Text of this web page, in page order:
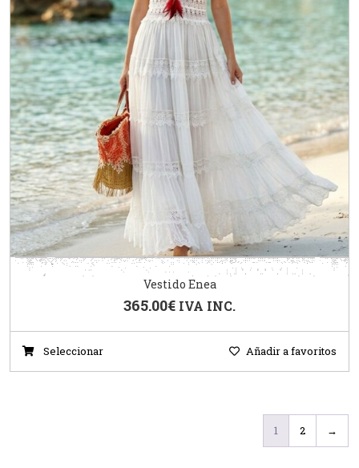
Vestido Enea
365.00€ IVA INC.
Seleccionar Añadir a favoritos
1 2 →